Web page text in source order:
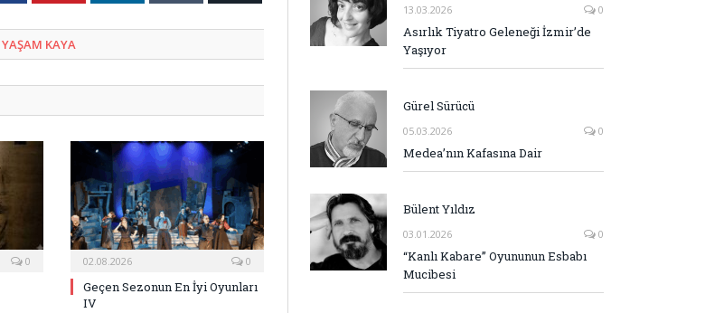
YAŞAM KAYA
0 02.08.2026 0
Geçen Sezonun En İyi Oyunları
IV
13.03.2026 0
Asırlık Tiyatro Geleneği İzmir’de
Yaşıyor
Gürel Sürücü
05.03.2026 0
Medea’nın Kafasına Dair
Bülent Yıldız
03.01.2026 0
“Kanlı Kabare” Oyununun Esbabı
Mucibesi